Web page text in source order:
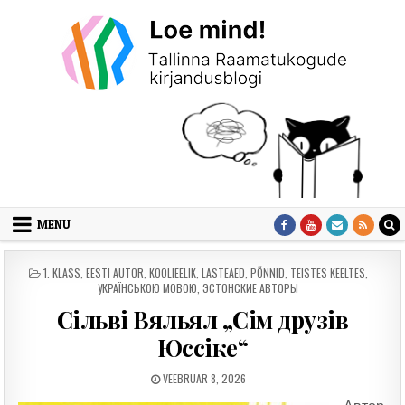
MENU
POSTED IN
1. KLASS EESTI AUTOR KOOLIEELIK, LASTEAED PÕNNID TEISTES KEELTES
УКРАЇНСЬКОЮ МОВОЮ ЭСТОНСКИЕ АВТОРЫ
Сiльвi Вяльял „Сiм друзiв
Юссiке“
PUBLISHED DATE:
VEEBRUAR 8, 2026